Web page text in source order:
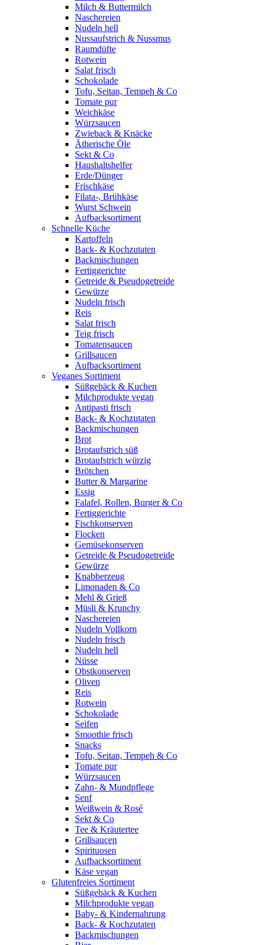
Milch & Buttermilch
Naschereien
Nudeln hell
Nussaufstrich & Nussmus
Raumdüfte
Rotwein
Salat frisch
Schokolade
Tofu, Seitan, Tempeh & Co
Tomate pur
Weichkäse
Würzsaucen
Zwieback & Knäcke
Ätherische Öle
Sekt & Co
Haushaltshelfer
Erde/Dünger
Frischkäse
Filata-, Brühkäse
Wurst Schwein
Aufbacksortiment
Schnelle Küche
Kartoffeln
Back- & Kochzutaten
Backmischungen
Fertiggerichte
Getreide & Pseudogetreide
Gewürze
Nudeln frisch
Reis
Salat frisch
Teig frisch
Tomatensaucen
Grillsaucen
Aufbacksortiment
Veganes Sortiment
Süßgebäck & Kuchen
Milchprodukte vegan
Antipasti frisch
Back- & Kochzutaten
Backmischungen
Brot
Brotaufstrich süß
Brotaufstrich würzig
Brötchen
Butter & Margarine
Essig
Falafel, Rollen, Burger & Co
Fertiggerichte
Fischkonserven
Flocken
Gemüsekonserven
Getreide & Pseudogetreide
Gewürze
Knabberzeug
Limonaden & Co
Mehl & Grieß
Müsli & Krunchy
Naschereien
Nudeln Vollkorn
Nudeln frisch
Nudeln hell
Nüsse
Obstkonserven
Oliven
Reis
Rotwein
Schokolade
Seifen
Smoothie frisch
Snacks
Tofu, Seitan, Tempeh & Co
Tomate pur
Würzsaucen
Zahn- & Mundpflege
Senf
Weißwein & Rosé
Sekt & Co
Tee & Kräutertee
Grillsaucen
Spirituosen
Aufbacksortiment
Käse vegan
Glutenfreies Sortiment
Süßgebäck & Kuchen
Milchprodukte vegan
Baby- & Kindernahrung
Back- & Kochzutaten
Backmischungen